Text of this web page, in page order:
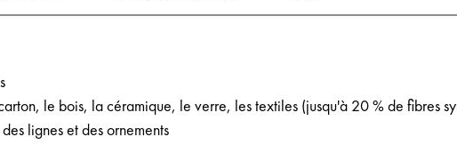
le bois, la céramique, le verre, les textiles (jusqu'à 20 % de fibres
lignes et des ornements